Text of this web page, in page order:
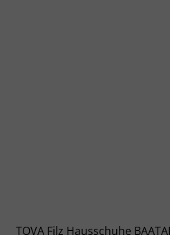
TOVA Filz Hausschuhe